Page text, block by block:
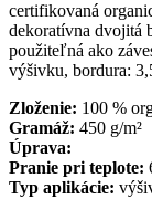
certifikovaná
dekoratívna dvojitá
použiteľná ako
výšivku, bordura:
Zloženie: 100 %
Gramáž: 450 g/m²
Úprava:
Pranie pri teplote:
Typ aplikácie: